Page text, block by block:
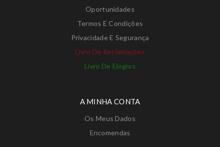
Oportunidades
Termos E Condições
Privacidade E Segurança
Livro De Reclamações
Livro De Elogios
A MINHA CONTA
Os Meus Dados
Encomendas